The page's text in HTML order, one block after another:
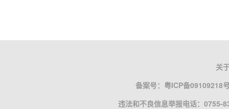
关
备案号： 粤ICP备09109218
违法和不良信息举报电话：0755-